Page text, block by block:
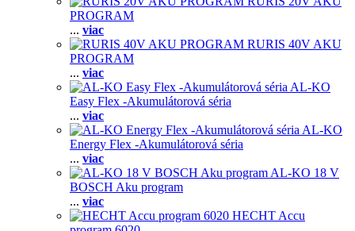
PROGRAM
... viac
RURIS 40V AKU
PROGRAM
... viac
AL-KO
Easy Flex -Akumulátorová séria
... viac
AL-KO
Energy Flex -Akumulátorová séria
... viac
AL-KO 18 V
BOSCH Aku program
... viac
HECHT Accu